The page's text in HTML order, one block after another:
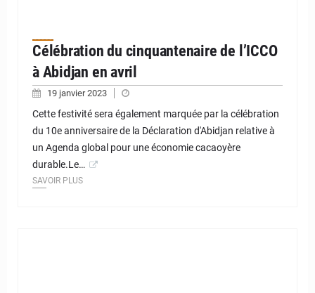
Célébration du cinquantenaire de l’ICCO
à Abidjan en avril
19 janvier 2023
Cette festivité sera également marquée par la célébration
du 10e anniversaire de la Déclaration d'Abidjan relative à
un Agenda global pour une économie cacaoyère
durable.Le…
SAVOIR PLUS